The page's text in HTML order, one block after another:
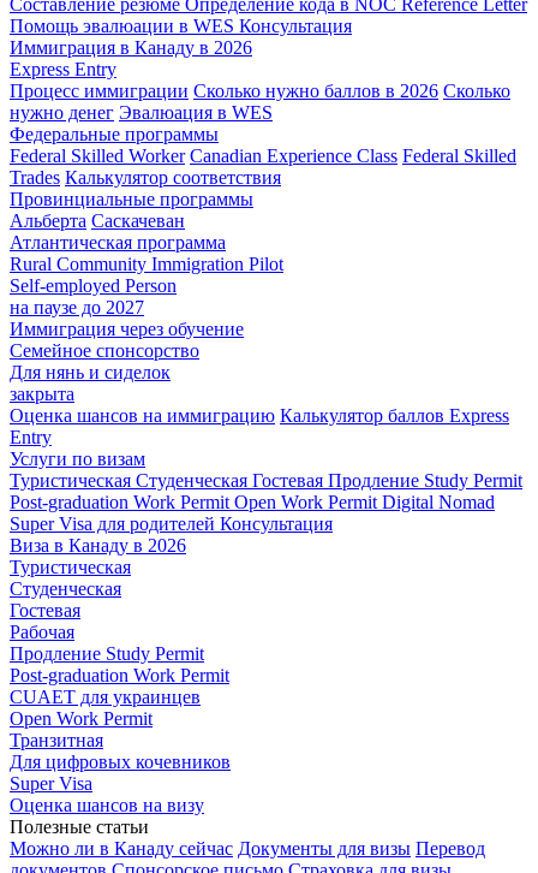
Помощь эвалюации в WES Консультация
Иммиграция в Канаду в 2026
Express Entry
Процесс иммиграции Сколько нужно баллов в 2026 Сколько
нужно денег Эвалюация в WES
Федеральные программы
Federal Skilled Worker Canadian Experience Class Federal Skilled
Trades Калькулятор соответствия
Провинциальные программы
Альберта Саскачеван
Атлантическая программа
Rural Community Immigration Pilot
Self-employed Person
на паузе до 2027
Иммиграция через обучение
Семейное спонсорство
Для нянь и сиделок
закрыта
Оценка шансов на иммиграцию Калькулятор баллов Express
Entry
Услуги по визам
Туристическая Студенческая Гостевая Продление Study Permit
Post-graduation Work Permit Open Work Permit Digital Nomad
Super Visa для родителей Консультация
Виза в Канаду в 2026
Туристическая
Студенческая
Гостевая
Рабочая
Продление Study Permit
Post-graduation Work Permit
CUAET для украинцев
Open Work Permit
Транзитная
Для цифровых кочевников
Super Visa
Оценка шансов на визу
Полезные статьи
Можно ли в Канаду сейчас Документы для визы Перевод